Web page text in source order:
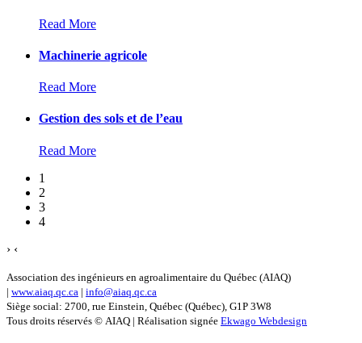
Read More
Machinerie agricole
Read More
Gestion des sols et de l’eau
Read More
1
2
3
4
› ‹
Association des ingénieurs en agroalimentaire du Québec (AIAQ)
| www.aiaq.qc.ca | info@aiaq.qc.ca
Siège social: 2700, rue Einstein, Québec (Québec), G1P 3W8
Tous droits réservés © AIAQ | Réalisation signée Ekwago Webdesign